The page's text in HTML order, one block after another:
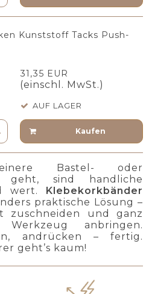
Kunststoff Tacks Push-
31,35 EUR
(einschl. MwSt.)
AUF LAGER
Kaufen
Bastel- oder
geht, sind handliche
wert. Klebekorkbänder
praktische Lösung –
zuschneiden und ganz
anbringen.
andrücken – fertig.
geht’s kaum!